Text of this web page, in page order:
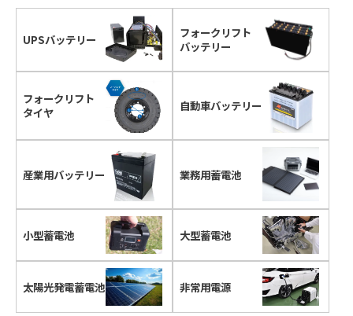
UPSバッテリー
フォークリフト
バッテリー
フォークリフト
タイヤ
自動車バッテリー
産業用バッテリー 業務用蓄電池
小型蓄電池 大型蓄電池
太陽光発電蓄電池 非常用電源